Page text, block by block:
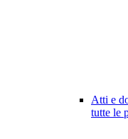
Atti e
tutte le